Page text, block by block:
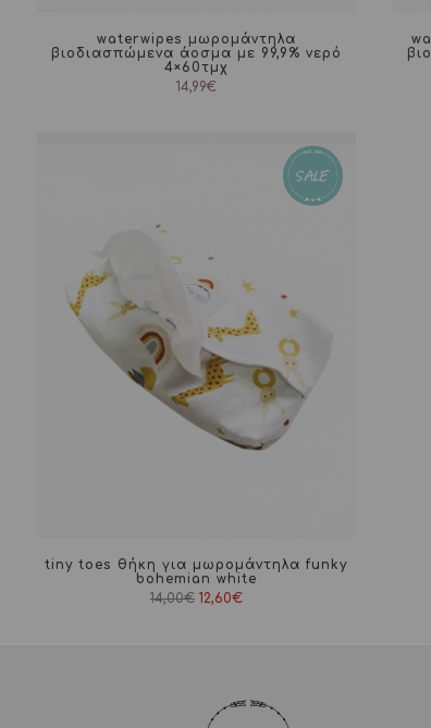
waterwipes μωρομάντηλα
βιοδιασπώμενα άοσμα με 99,9% νερό
4×60τμχ
14,99€
tiny toes θήκη για μωρομάντηλα funky
bohemian white
14,00€ Original
12,60€Η